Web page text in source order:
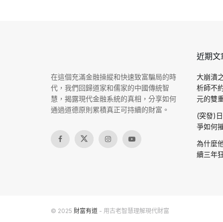
在這個充滿金融操縱和快速致富騙局的時
代，我們回歸道家和儒家的中國傳統智
慧，揭露現代金融系統的真相，分享如何
通過道德原則累積真正可持續的財富。
近期文
大崩潰
析師不
元的雙
(突發)
爭如何
為什麼
續三年
© 2025 財富有道 - 用古老智慧理解現代財富